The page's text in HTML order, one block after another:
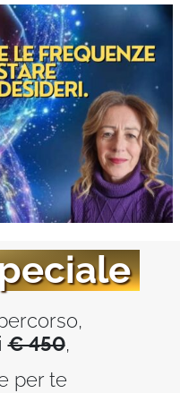
€ 450,
per te